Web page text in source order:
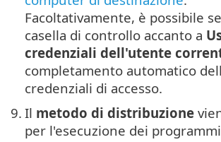
Facoltativamente, è possibile
casella di controllo accanto a
credenziali dell'utente
completamento automatico
credenziali di accesso.
9. Il metodo di distribuzione
per l'esecuzione dei